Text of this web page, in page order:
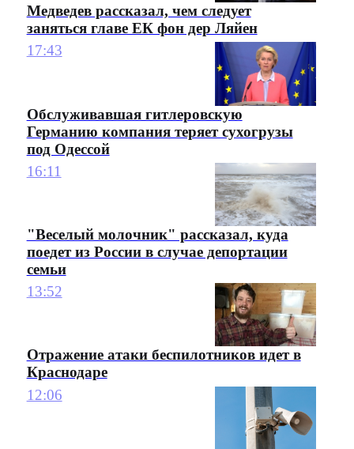
Медведев рассказал, чем следует
заняться главе ЕК фон дер Ляйен
17:43
Обслуживавшая гитлеровскую
Германию компания теряет сухогрузы
под Одессой
16:11
"Веселый молочник" рассказал, куда
поедет из России в случае депортации
семьи
13:52
Отражение атаки беспилотников идет в
Краснодаре
12:06